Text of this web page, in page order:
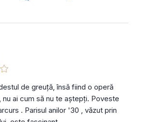
de greuță, însă fiind o operă
ai cum să nu te aștepți. Poveste
. Parisul anilor '30 , văzut prin